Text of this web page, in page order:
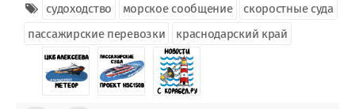
судоходство
морское сообщение
скоростные суда
пассажирские перевозки
краснодарский край